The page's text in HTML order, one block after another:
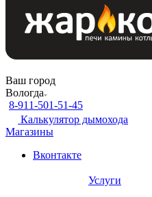
Ваш город
Вологда
8-911-501-51-45
Калькулятор дымохода
Магазины
Вконтакте
Услуги